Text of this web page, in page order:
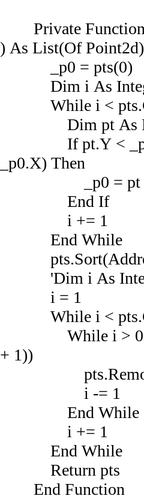
Private Function
) As List(Of Point2d)
_p0 = pts(0)
Dim i As
While i <
Dim pt As
If pt.Y < _p0.Y
_p0.X) Then
_p0 = pt
End If
i += 1
End While
'Dim i As
i = 1
While i <
While i > 0
+ 1))
i -= 1
End While
i += 1
End While
Return pts
End Function